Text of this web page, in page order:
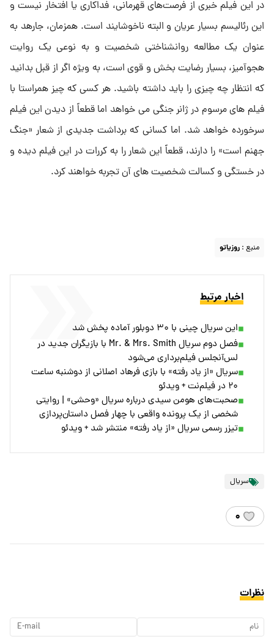
در این فیلم خبری از فرصت‌های قهرمانی، فداکاری یا افتخار نیست و
این رئالیسم بسیار عریان و البته ناخوشایند است. همزمان، جارهد به
عنوان یک مطالعه روانشناختی شخصیت و به نوعی یک روایت
هجوآمیز، بسیار رضایت بخش و قوی است، به ویژه اگر از قبل بدانید
که انتظار چه چیزی را باید داشته باشید. هر کسی که چیز همراستا با
فیلم های مرسوم در ژانر جنگی می خواهد اما قطعاً از دیدن این فیلم
سرخورده خواهد شد. اما کسانی که برداشت جدیدی از شعار «جنگ
جهنم است» را دارند، قطعاً این شعار را به کررات در این فیلم دیده و
در خستگی و کسالت شخصیت های آن تجربه خواهند کرد.
منبع : روزیاتو
اخبار مرتبط
این سریال چینی با ۳۰ دوبلور آماده پخش شد
فصل دوم سریال Mr. & Mrs. Smith با بازیگران جدید در
لس‌آنجلس فیلم‌برداری می‌شود
سریال «از یاد رفته» با بازی فرهاد اصلانی از دوشنبه ساعت
۲۰ در فیلم‌نت + ویدئو
صحبت‌های هومن سیدی درباره سریال «وحشی» | روایتی
شخصی از یک پرونده واقعی با چهار فصل داستان‌پردازی
تیزر رسمی سریال «از یاد رفته» منتشر شد + ویدئو
سریال
۰
نظرات